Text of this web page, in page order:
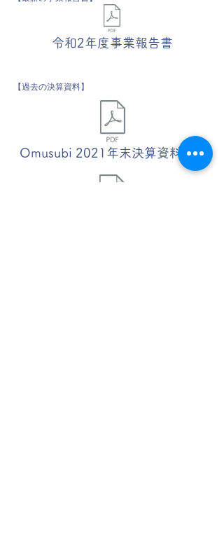
令和2年度事業報告書
【過去の決算資料】
Omusubi 2021年末決算資料.pdf